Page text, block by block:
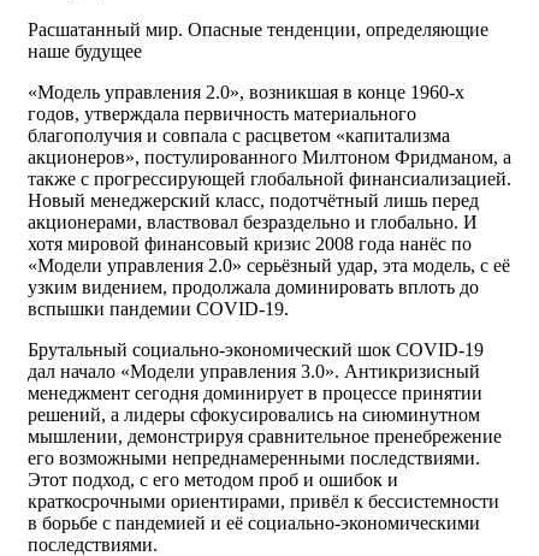
Расшатанный мир. Опасные тенденции, определяющие
наше будущее
«Модель управления 2.0», возникшая в конце 1960-х
годов, утверждала первичность материального
благополучия и совпала с расцветом «капитализма
акционеров», постулированного Милтоном Фридманом, а
также с прогрессирующей глобальной финансиализацией.
Новый менеджерский класс, подотчётный лишь перед
акционерами, властвовал безраздельно и глобально. И
хотя мировой финансовый кризис 2008 года нанёс по
«Модели управления 2.0» серьёзный удар, эта модель, с её
узким видением, продолжала доминировать вплоть до
вспышки пандемии COVID-19.
Брутальный социально-экономический шок COVID-19
дал начало «Модели управления 3.0». Антикризисный
менеджмент сегодня доминирует в процессе принятии
решений, а лидеры сфокусировались на сиюминутном
мышлении, демонстрируя сравнительное пренебрежение
его возможными непреднамеренными последствиями.
Этот подход, с его методом проб и ошибок и
краткосрочными ориентирами, привёл к бессистемности
в борьбе с пандемией и её социально-экономическими
последствиями.